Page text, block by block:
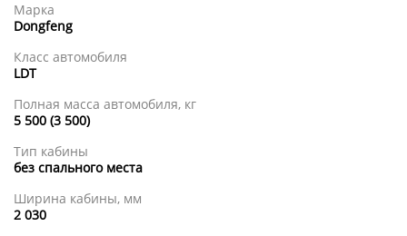
Марка
Dongfeng
Класс автомобиля
LDT
Полная масса автомобиля, кг
5 500 (3 500)
Тип кабины
без спального места
Ширина кабины, мм
2 030